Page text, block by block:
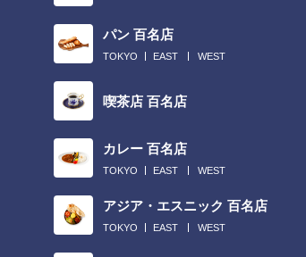
パン 百名店
TOKYO EAST WEST
喫茶店 百名店
カレー 百名店
TOKYO EAST WEST
アジア・エスニック 百名店
TOKYO EAST WEST